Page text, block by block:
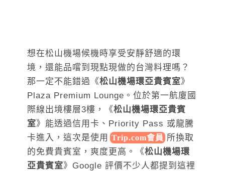
想在松山機場候機時享受安靜舒適的環
境，還能品嚐到現點現做的台灣料理嗎？
那一定不能錯過《松山機場環亞貴賓室》
Plaza Premium Lounge。位於第一航廈國
際線出境樓層3樓，《松山機場環亞貴賓
室》能透過信用卡、Priority Pass 或龍騰
卡進入，這次是使用 Trip.com會員 所換取
的免費貴賓室，爽度更高 。《松山機場環
亞貴賓室》Google 評價不少人都提到這裡